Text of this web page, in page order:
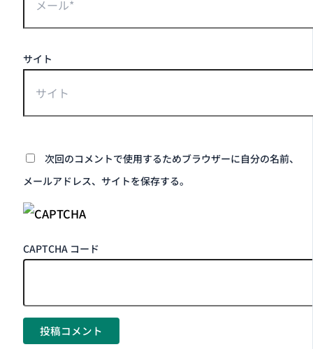
サイト
次回のコメントで使用するためブラウザーに自分の名前、
メールアドレス、サイトを保存する。
CAPTCHA コード